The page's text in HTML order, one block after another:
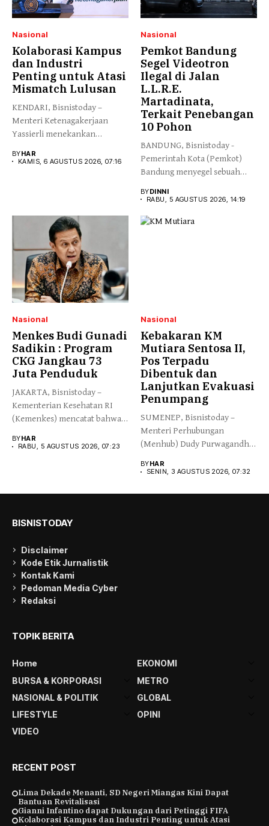
Nasional
Kolaborasi Kampus
dan Industri
Penting untuk Atasi
Mismatch Lulusan
KENDARI, Bisnistoday –
Menteri Ketenagakerjaan
Yassierli menekankan
lebih erat...
BYHAR
KAMIS, 6 AGUSTUS 2026, 07:16
Nasional
Pemkot Bandung
Segel Videotron
Ilegal di Jalan
L.L.R.E.
Martadinata,
Terkait Penebangan
10 Pohon
BANDUNG, Bisnistoday -
Pemerintah Kota (Pemkot)
Bandung menyegel sebuah
BYDINNI
RABU, 5 AGUSTUS 2026, 14:19
Nasional
Menkes Budi Gunadi
Sadikin : Program
CKG Jangkau 73
Juta Penduduk
JAKARTA, Bisnistoday –
Kementerian Kesehatan RI
(Kemenkes) mencatat bahwa
BYHAR
RABU, 5 AGUSTUS 2026, 07:23
Nasional
Kebakaran KM
Mutiara Sentosa II,
Pos Terpadu
Dibentuk dan
Lanjutkan Evakuasi
Penumpang
SUMENEP, Bisnistoday –
Menteri Perhubungan
(Menhub) Dudy Purwagandhi
Penumpang...
BYHAR
SENIN, 3 AGUSTUS 2026, 07:32
BISNISTODAY
Disclaimer
Kode Etik Jurnalistik
Kontak Kami
Pedoman Media Cyber
Redaksi
TOPIK BERITA
Home
EKONOMI
BURSA & KORPORASI
METRO
NASIONAL & POLITIK
GLOBAL
LIFESTYLE
OPINI
VIDEO
RECENT POST
Lima Dekade Menanti, SD Negeri Miangas Kini Dapat
Bantuan Revitalisasi
Gianni Infantino dapat Dukungan dari Petinggi FIFA
Kolaborasi Kampus dan Industri Penting untuk Atasi